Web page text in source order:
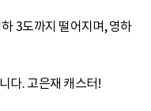
3도까지 떨어지며, 영하
다. 고은재 캐스터!